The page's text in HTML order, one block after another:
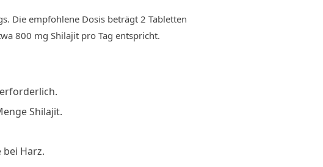
Die empfohlene Dosis beträgt 2 Tabletten
800 mg Shilajit pro Tag entspricht.
Shilajit.
Harz.